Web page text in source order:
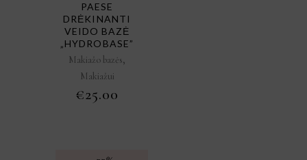
PAESE
DRĖKINANTI
VEIDO BAZĖ
„HYDROBASE”
Makiažo bazės,
Makiažui
€25.00